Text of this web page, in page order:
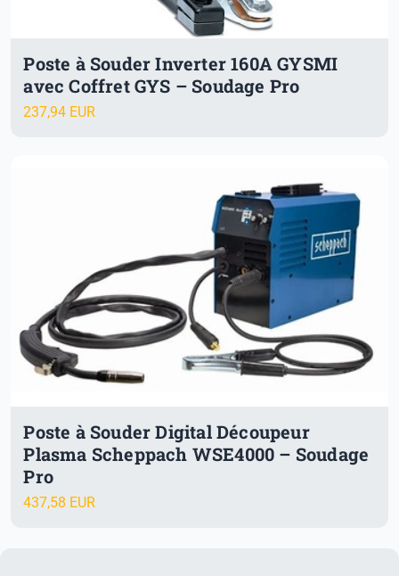
Poste à Souder Inverter 160A GYSMI
avec Coffret GYS – Soudage Pro
237,94 EUR
Poste à Souder Digital Découpeur
Plasma Scheppach WSE4000 – Soudage
Pro
437,58 EUR